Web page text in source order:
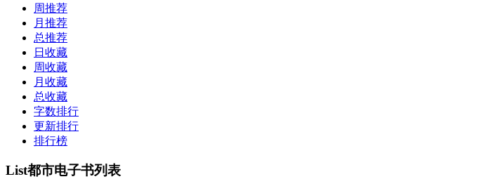
周推荐
月推荐
总推荐
日收藏
周收藏
月收藏
总收藏
字数排行
更新排行
排行榜
List都市电子书列表